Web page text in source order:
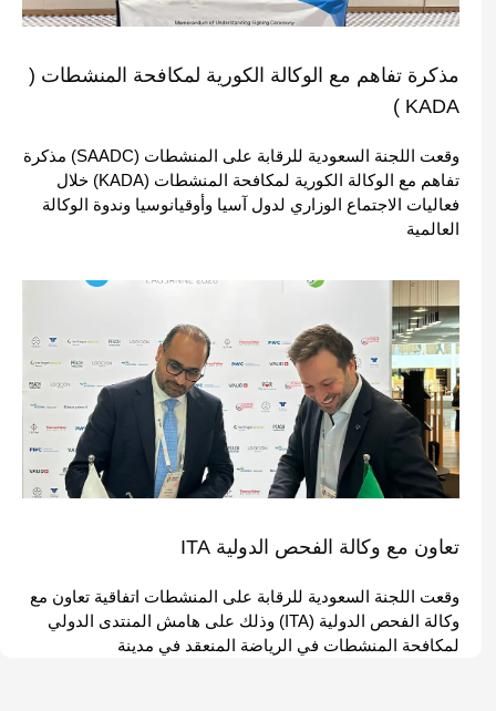
مذكرة تفاهم مع الوكالة الكورية لمكافحة المنشطات (
KADA )
وقعت اللجنة السعودية للرقابة على المنشطات (SAADC) مذكرة
تفاهم مع الوكالة الكورية لمكافحة المنشطات (KADA) خلال
فعاليات الاجتماع الوزاري لدول آسيا وأوقيانوسيا وندوة الوكالة
العالمية
تعاون مع وكالة الفحص الدولية ITA
وقعت اللجنة السعودية للرقابة على المنشطات اتفاقية تعاون مع
وكالة الفحص الدولية (ITA) وذلك على هامش المنتدى الدولي
لمكافحة المنشطات في الرياضة المنعقد في مدينة